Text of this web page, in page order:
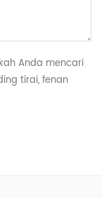
Anda mencari
tirai, fenan